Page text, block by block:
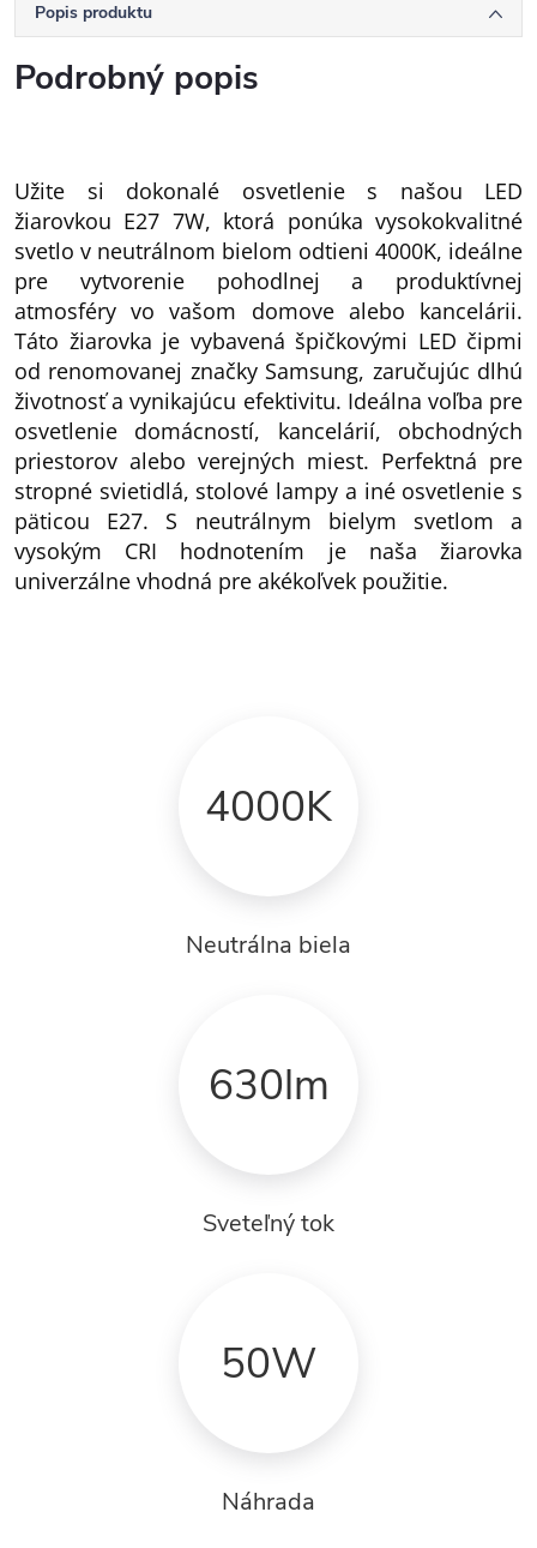
Popis produktu
Podrobný popis
Užite si dokonalé osvetlenie s našou LED
žiarovkou E27 7W, ktorá ponúka vysokokvalitné
svetlo v neutrálnom bielom odtieni 4000K, ideálne
pre vytvorenie pohodlnej a produktívnej
atmosféry vo vašom domove alebo kancelárii.
Táto žiarovka je vybavená špičkovými LED čipmi
od renomovanej značky Samsung, zaručujúc dlhú
životnosť a vynikajúcu efektivitu. Ideálna voľba pre
osvetlenie domácností, kancelárií, obchodných
priestorov alebo verejných miest. Perfektná pre
stropné svietidlá, stolové lampy a iné osvetlenie s
päticou E27. S neutrálnym bielym svetlom a
vysokým CRI hodnotením je naša žiarovka
univerzálne vhodná pre akékoľvek použitie.
4000K
Neutrálna biela
630lm
Sveteľný tok
50W
Náhrada